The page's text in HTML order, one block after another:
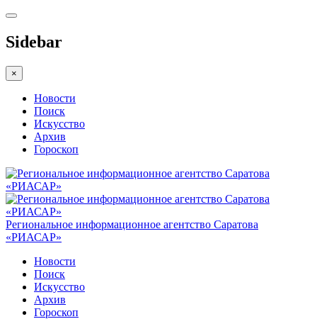
Sidebar
×
Новости
Поиск
Искусство
Архив
Гороскоп
Региональное информационное агентство Саратова
«РИАСАР»
Новости
Поиск
Искусство
Архив
Гороскоп